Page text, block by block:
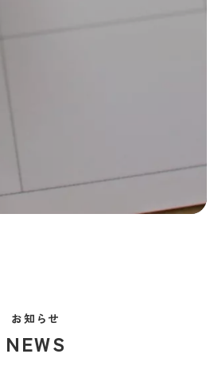
お知らせ
NEWS